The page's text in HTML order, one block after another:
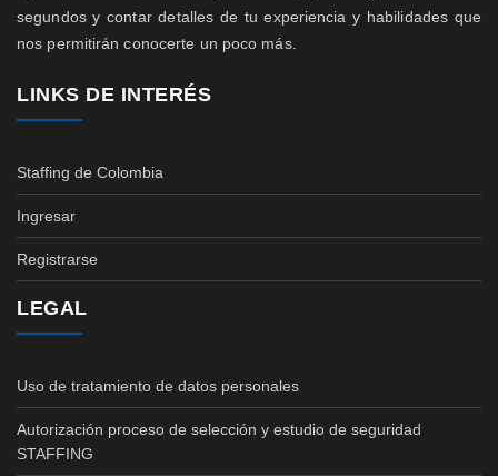
segundos y contar detalles de tu experiencia y habilidades que
nos permitirán conocerte un poco más.
LINKS DE INTERÉS
Staffing de Colombia
Ingresar
Registrarse
LEGAL
Uso de tratamiento de datos personales
Autorización proceso de selección y estudio de seguridad
STAFFING